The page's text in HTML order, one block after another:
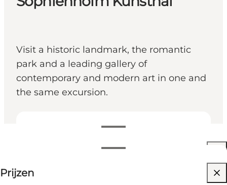
Visit a historic landmark, the romantic
park and a leading gallery of
contemporary and modern art in one and
the same excursion.
Openingstijden bekijken
Filteren op maand
Prijzen